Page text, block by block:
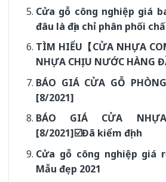
Cửa gỗ công nghiệp giá
đâu là địa chỉ phân phối
TÌM HIỂU【CỬA NHỰA
NHỰA CHỊU NƯỚC HÀNG
BÁO GIÁ CỬA GỖ
[8/2021]
BÁO GIÁ CỬA
[8/2021]☑️Đã kiểm định
Cửa gỗ công nghiệp giá
Mẫu đẹp 2021